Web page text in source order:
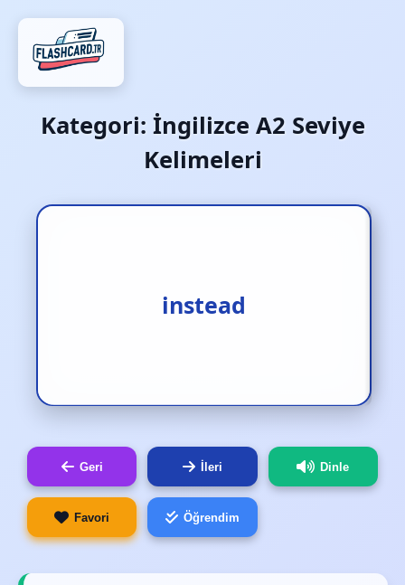
Kategori: İngilizce A2 Seviye
Kelimeleri
instead
3.yerine [zf.]
Geri İleri Dinle
Favori Öğrendim